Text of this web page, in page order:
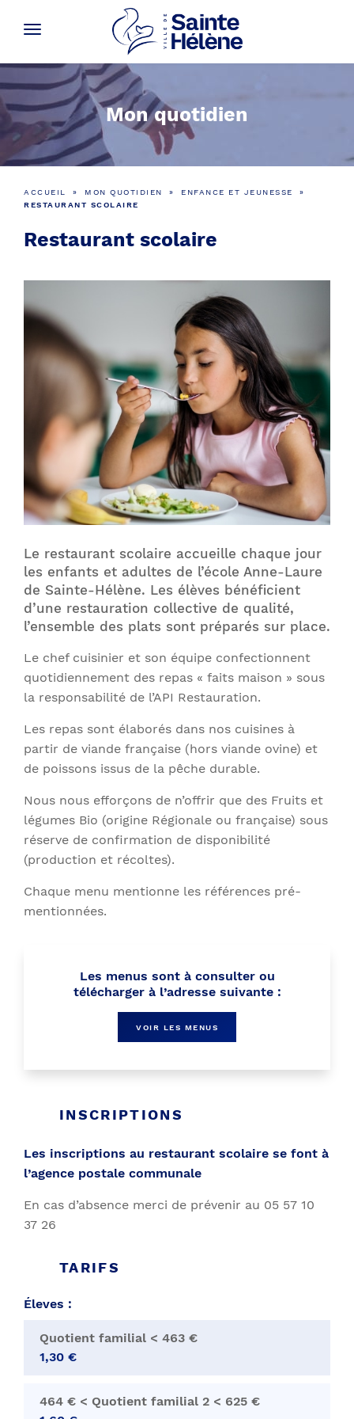
Mon quotidien
ACCUEIL » MON QUOTIDIEN » ENFANCE ET JEUNESSE
»
RESTAURANT SCOLAIRE
Restaurant scolaire
Le restaurant scolaire accueille chaque jour
les enfants et adultes de l’école Anne-Laure
de Sainte-Hélène. Les élèves bénéficient
d’une restauration collective de qualité,
l’ensemble des plats sont préparés sur place.
Le chef cuisinier et son équipe confectionnent
quotidiennement des repas « faits maison » sous
la responsabilité de l’API Restauration.
Les repas sont élaborés dans nos cuisines à
partir de viande française (hors viande ovine) et
de poissons issus de la pêche durable.
Nous nous efforçons de n’offrir que des Fruits et
légumes Bio (origine Régionale ou française) sous
réserve de confirmation de disponibilité
(production et récoltes).
Chaque menu mentionne les références pré-
mentionnées.
Les menus sont à consulter ou
télécharger à l’adresse suivante :
VOIR LES MENUS
INSCRIPTIONS
Les inscriptions au restaurant scolaire se font à
l’agence postale communale
En cas d’absence merci de prévenir au 05 57 10
37 26
TARIFS
Éleves :
Quotient familial < 463 €
1,30 €
464 € < Quotient familial 2 < 625 €